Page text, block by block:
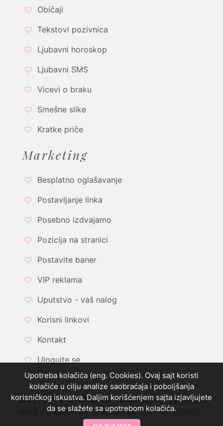
Običaji
Tekstovi pozivnica
Ljubavni horoskop
Ljubavni SMS
Vicevi o braku
Smešne slike
Kratke priče
Marketing
Besplatno oglašavanje
Postavljanje linka
Posebno izdvajamo
Pozicija na stranici
Postavite baner
VIP reklama
Uputstvo - vaš nalog
Korisni linkovi
Kontakt
Ulogujte se
Copyright © 2002-2026. Vencanja.com | Zvanični
vodič za mladence | Partner zadaleke destinacije
Upotreba kolačića (eng. Cookies). Ovaj sajt koristi
kolačiće u cilju analize saobraćaja i poboljšanja
korisničkog iskustva. Daljim korišćenjem sajta izjavljujete
da se slažete sa upotrebom kolačića.